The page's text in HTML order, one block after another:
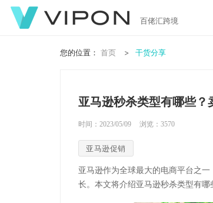
百佬汇跨境
您的位置： 首页 干货分享
亚马逊秒杀类型有哪些？
时间：2023/05/09 浏览： 3570
亚马逊促销
亚马逊作为全球最大的电商平台之
长。本文将介绍亚马逊秒杀类型有